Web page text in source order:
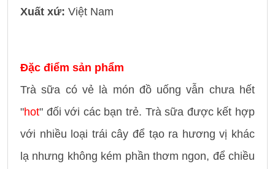
Xuất xứ: Việt Nam
Đặc điểm sản phẩm
Trà sữa có vẻ là món đồ uống vẫn chưa hết
"hot" đối với các bạn trẻ. Trà sữa được kết hợp
với nhiều loại trái cây để tạo ra hương vị khác
lạ nhưng không kém phần thơm ngon, để chiều